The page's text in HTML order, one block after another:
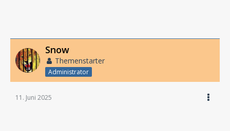
Snow
Themenstarter
Administrator
11. Juni 2025